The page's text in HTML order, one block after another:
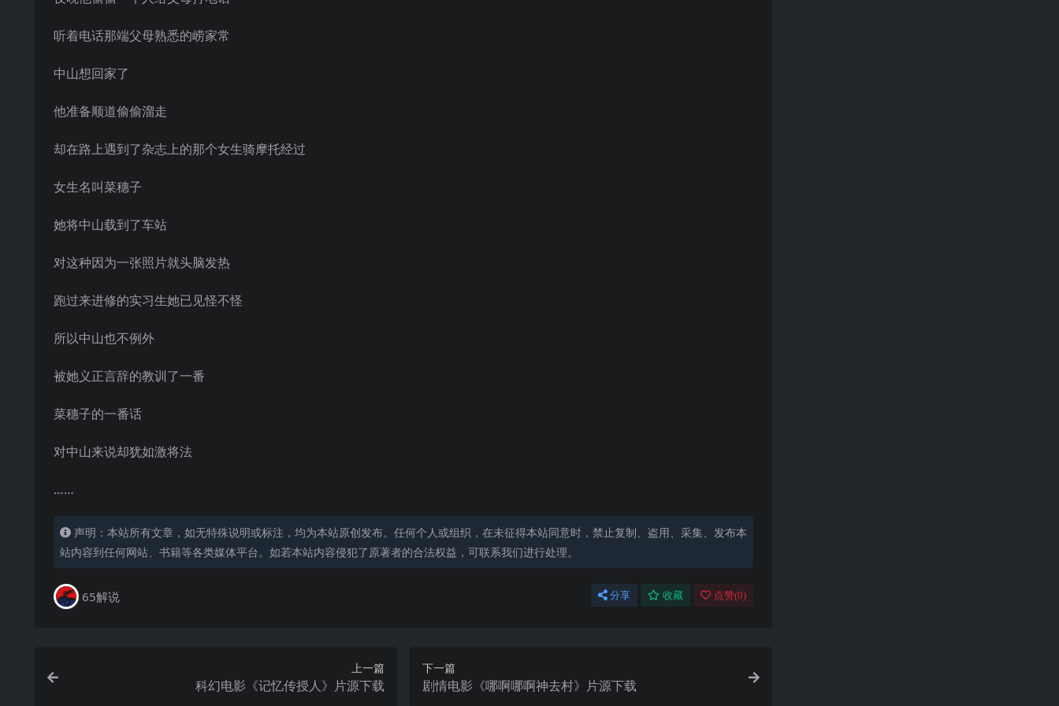
听着电话那端父母熟悉的崂家常
中山想回家了
他准备顺道偷偷溜走
却在路上遇到了杂志上的那个女生骑摩托经过
女生名叫菜穗子
她将中山载到了车站
对这种因为一张照片就头脑发热
跑过来进修的实习生她已见怪不怪
所以中山也不例外
被她义正言辞的教训了一番
菜穗子的一番话
对中山来说却犹如激将法
……
声明：本站所有文章，如无特殊说明或标注，均为本站原创发布。任何个人或组织，在未征得本站同意时，禁止复制、盗用、采集、发布本
站内容到任何网站、书籍等各类媒体平台。如若本站内容侵犯了原著者的合法权益，可联系我们进行处理。
65解说 分享 收藏 点赞(0)
上一篇
科幻电影《记忆传授人》片源下载
下一篇
剧情电影《哪啊哪啊神去村》片源下载